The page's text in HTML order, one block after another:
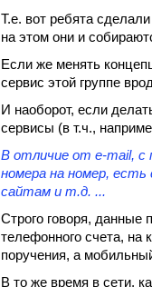
Т.е. вот ребята
на этом они и
Если же менять
сервис этой группе
И наоборот, если
сервисы (в т.ч.,
В отличие от e-mail, с
номера на номер, есть
сайтам и т.д. ...
Строго говоря,
телефонного счета, на
поручения, а
В то же время в сети,